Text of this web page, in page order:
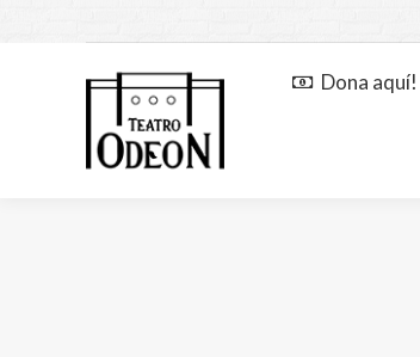
Dona aquí!